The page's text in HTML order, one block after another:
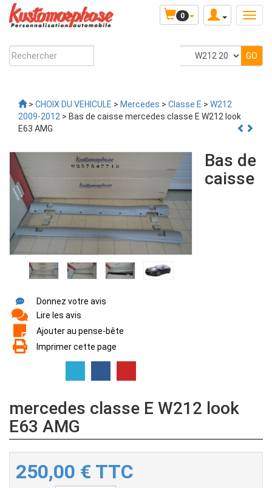
0
> CHOIX DU VEHICULE > Mercedes > Classe E > W212
2009-2012 > Bas de caisse mercedes classe E W212 look
E63 AMG
Donnez votre avis
Lire les avis
Ajouter au pense-bête
Imprimer cette page
Bas de
caisse
mercedes classe E W212 look
E63 AMG
250,00 € TTC